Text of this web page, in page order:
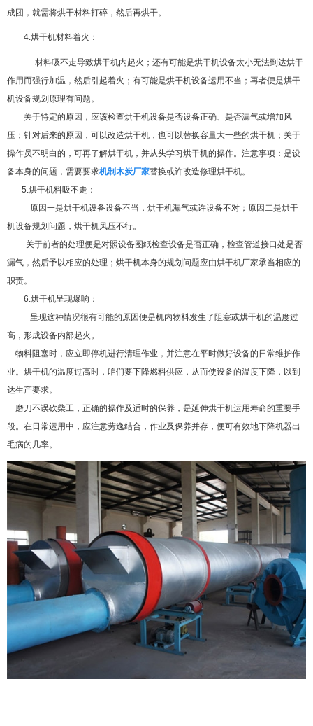
成团，就需将烘干材料打碎，然后再烘干。
4.烘干机材料着火：
材料吸不走导致烘干机内起火；还有可能是烘干机设备太小无法到达烘干
作用而强行加温，然后引起着火；有可能是烘干机设备运用不当；再者便是烘干
机设备规划原理有问题。
关于特定的原因，应该检查烘干机设备是否设备正确、是否漏气或增加风
压；针对后来的原因，可以改造烘干机，也可以替换容量大一些的烘干机；关于
操作员不明白的，可再了解烘干机，并从头学习烘干机的操作。注意事项：是设
备本身的问题，需要要求机制木炭厂家替换或许改造修理烘干机。
5.烘干机料吸不走：
原因一是烘干机设备设备不当，烘干机漏气或许设备不对；原因二是烘干
机设备规划问题，烘干机风压不行。
关于前者的处理便是对照设备图纸检查设备是否正确，检查管道接口处是否
漏气，然后予以相应的处理；烘干机本身的规划问题应由烘干机厂家承当相应的
职责。
6.烘干机呈现爆响：
呈现这种情况很有可能的原因便是机内物料发生了阻塞或烘干机的温度过
高，形成设备内部起火。
物料阻塞时，应立即停机进行清理作业，并注意在平时做好设备的日常维护作
业。烘干机的温度过高时，咱们要下降燃料供应，从而使设备的温度下降，以到
达生产要求。
磨刀不误砍柴工，正确的操作及适时的保养，是延伸烘干机运用寿命的重要手
段。在日常运用中，应注意劳逸结合，作业及保养并存，便可有效地下降机器出
毛病的几率。